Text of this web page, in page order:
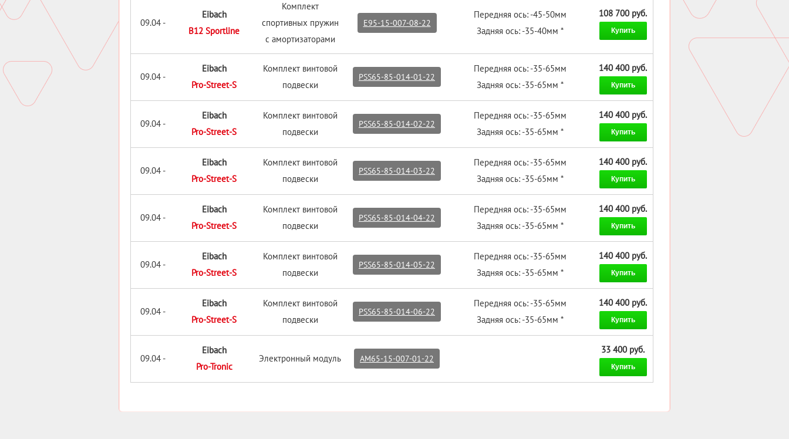
09.04 -
Eibach
B12 Sportline
Комплект
спортивных пружин
с амортизаторами
E95-15-007-08-22
Передняя ось: -45-50мм
Задняя ось: -35-40мм *
108 700 руб.
Купить
09.04 -
Eibach
Pro-Street-S
Комплект винтовой
подвески
PSS65-85-014-01-22
Передняя ось: -35-65мм
Задняя ось: -35-65мм *
140 400 руб.
Купить
09.04 -
Eibach
Pro-Street-S
Комплект винтовой
подвески
PSS65-85-014-02-22
Передняя ось: -35-65мм
Задняя ось: -35-65мм *
140 400 руб.
Купить
09.04 -
Eibach
Pro-Street-S
Комплект винтовой
подвески
PSS65-85-014-03-22
Передняя ось: -35-65мм
Задняя ось: -35-65мм *
140 400 руб.
Купить
09.04 -
Eibach
Pro-Street-S
Комплект винтовой
подвески
PSS65-85-014-04-22
Передняя ось: -35-65мм
Задняя ось: -35-65мм *
140 400 руб.
Купить
09.04 -
Eibach
Pro-Street-S
Комплект винтовой
подвески
PSS65-85-014-05-22
Передняя ось: -35-65мм
Задняя ось: -35-65мм *
140 400 руб.
Купить
09.04 -
Eibach
Pro-Street-S
Комплект винтовой
подвески
PSS65-85-014-06-22
Передняя ось: -35-65мм
Задняя ось: -35-65мм *
140 400 руб.
Купить
09.04 -
Eibach
Pro-Tronic
Электронный модуль AM65-15-007-01-22
33 400 руб.
Купить